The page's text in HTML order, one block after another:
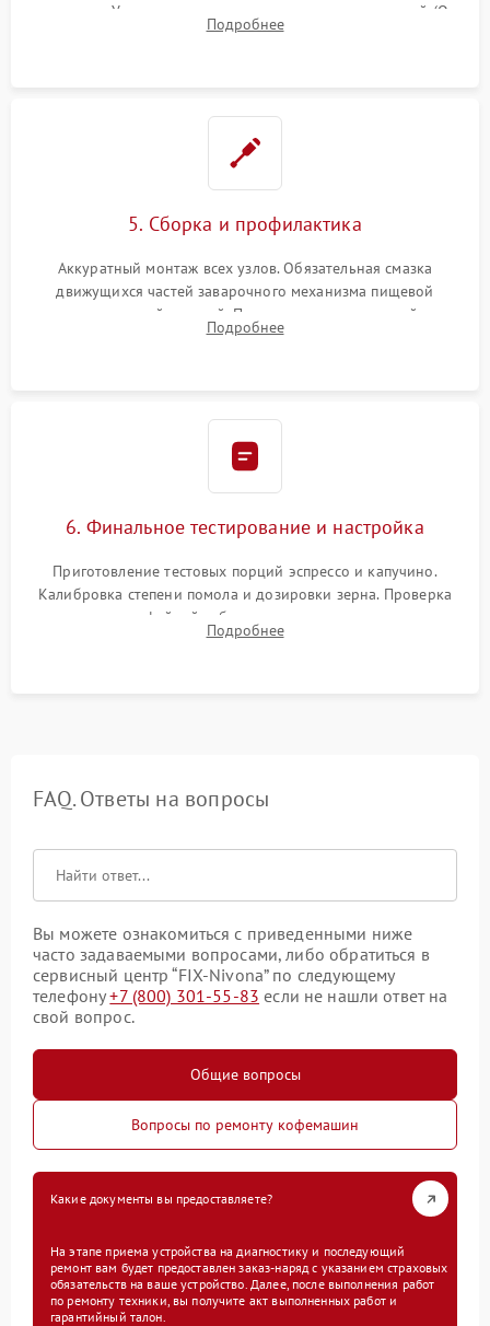
жерновов. Установка новых силиконовых уплотнителей (O-
ring) и тефлоновых трубок для надежного устранения
Подробнее
5. Сборка и профилактика
Аккуратный монтаж всех узлов. Обязательная смазка
движущихся частей заварочного механизма пищевой
силиконовой смазкой. Проведение программной
декальцинации и очистки системы от кофейных масел.
Подробнее
6. Финальное тестирование и настройка
Приготовление тестовых порций эспрессо и капучино.
Калибровка степени помола и дозировки зерна. Проверка
плотности кофейной таблетки, температуры напитка и
качества молочной пены. Контроль отсутствия посторонних
Подробнее
FAQ. Ответы на вопросы
Вы можете ознакомиться с приведенными ниже
часто задаваемыми вопросами, либо обратиться в
сервисный центр “FIX-Nivona” по следующему
телефону+7 (800) 301-55-83 если не нашли ответ на
свой вопрос.
Общие вопросы
Вопросы по ремонту кофемашин
Какие документы вы предоставляете?
На этапе приема устройства на диагностику и последующий
ремонт вам будет предоставлен заказ-наряд с указанием страховых
обязательств на ваше устройство. Далее, после выполнения работ
по ремонту техники, вы получите акт выполненных работ и
гарантийный талон.